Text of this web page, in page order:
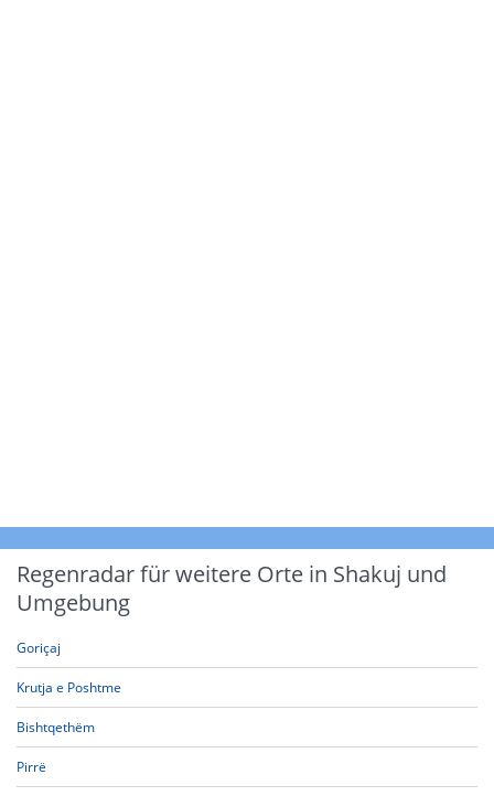
Regenradar für weitere Orte in Shakuj und
Umgebung
Goriçaj
Krutja e Poshtme
Bishtqethëm
Pirrë